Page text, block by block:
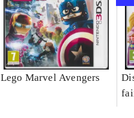
Lego Marvel Avengers